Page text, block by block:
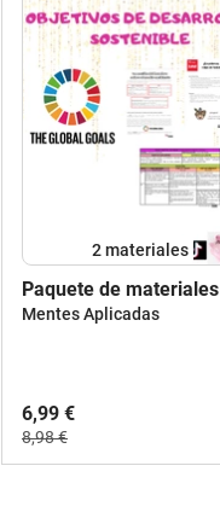
2 materiales
Paquete de materiales
Mentes Aplicadas
6,99 €
8,98 €